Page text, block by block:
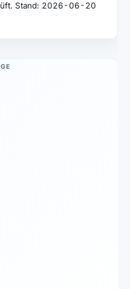
Stand: 2026-06-20